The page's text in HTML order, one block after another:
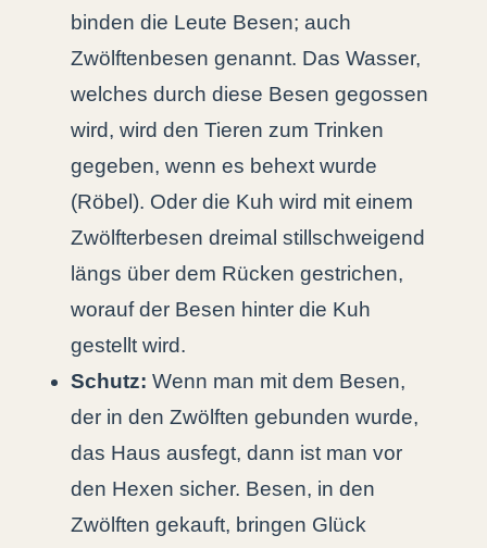
binden die Leute Besen; auch
Zwölftenbesen genannt. Das Wasser,
welches durch diese Besen gegossen
wird, wird den Tieren zum Trinken
gegeben, wenn es behext wurde
(Röbel). Oder die Kuh wird mit einem
Zwölfterbesen dreimal stillschweigend
längs über dem Rücken gestrichen,
worauf der Besen hinter die Kuh
gestellt wird.
Schutz: Wenn man mit dem Besen,
der in den Zwölften gebunden wurde,
das Haus ausfegt, dann ist man vor
den Hexen sicher. Besen, in den
Zwölften gekauft, bringen Glück